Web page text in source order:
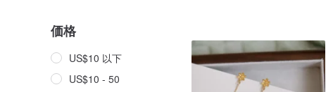
価格
US$10 以下
US$10 - 50